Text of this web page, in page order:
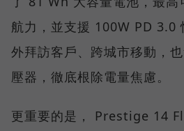
航力，並支援 100W PD 3.0
外拜訪客戶、跨城市移動，
壓器，徹底根除電量焦慮。
更重要的是， Prestige 14